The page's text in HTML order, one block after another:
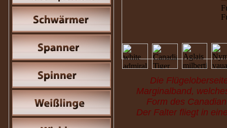
Die
Marginalband,
Form des
Der Falter fliegt in